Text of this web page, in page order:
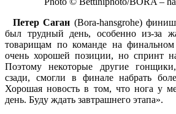
Петер Саган (Bora-hansgrohe)
был трудный день, особенно из-за
товарищам по команде на
очень хорошей позиции, но спринт
Поэтому некоторые другие
сзади, смогли в финале набрать
Хорошая новость в том, что нога у
день. Буду ждать завтрашнего этапа».